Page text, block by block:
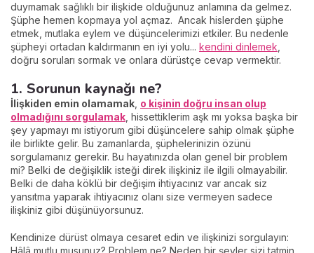
duymamak sağlıklı bir ilişkide olduğunuz anlamına da gelmez.
Şüphe hemen kopmaya yol açmaz. Ancak hislerden şüphe
etmek, mutlaka eylem ve düşüncelerimizi etkiler. Bu nedenle
şüpheyi ortadan kaldırmanın en iyi yolu... kendini dinlemek
doğru soruları sormak ve onlara dürüstçe cevap vermektir.
1. Sorunun kaynağı ne?
İlişkiden emin olamamak o kişinin doğru insan olup
olmadığını sorgulamak , hissettiklerim aşk mı yoksa başka bir
şey yapmayı mı istiyorum gibi düşüncelere sahip olmak şüphe
ile birlikte gelir. Bu zamanlarda, şüphelerinizin özünü
sorgulamanız gerekir. Bu hayatınızda olan genel bir problem
mi? Belki de değişiklik isteği direk ilişkiniz ile ilgili olmayabilir.
Belki de daha köklü bir değişim ihtiyacınız var ancak siz
yansıtma yaparak ihtiyacınız olanı size vermeyen sadece
ilişkiniz gibi düşünüyorsunuz.
Kendinize dürüst olmaya cesaret edin ve ilişkinizi sorgulayın:
Hâlâ mutlu musunuz? Problem ne? Neden bir şeyler sizi tatmin